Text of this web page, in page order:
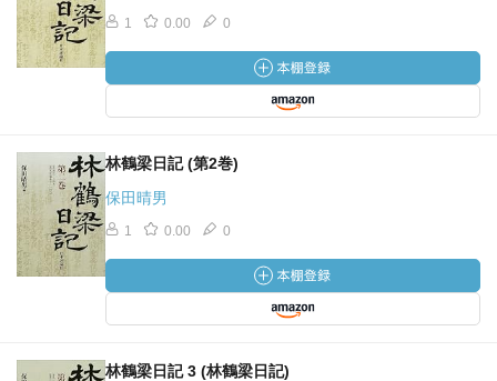
1 0.00 0
林鶴梁日記 (第2巻)
保田晴男
1 0.00 0
林鶴梁日記 3 (林鶴梁日記)